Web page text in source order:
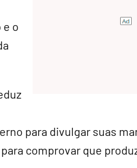
o
para divulgar suas
comprovar que